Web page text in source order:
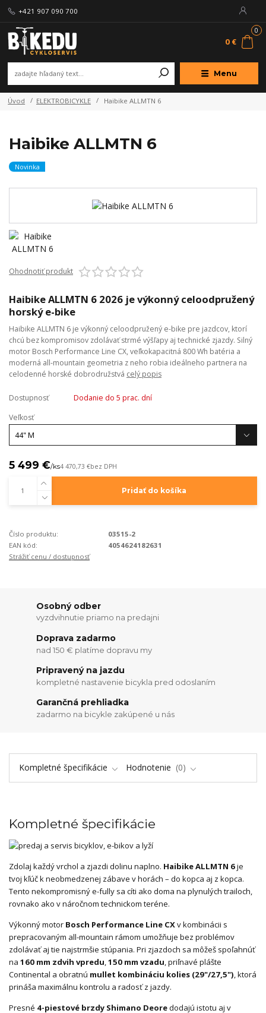
Menu
+421 907 090 700
0
0 €
Úvod ELEKTROBICYKLE Haibike ALLMTN 6
Haibike ALLMTN 6
Novinka
Ohodnotiť produkt
Haibike ALLMTN 6 2026 je výkonný celoodpružený
horský e-bike
Haibike ALLMTN 6 je výkonný celoodpružený e-bike pre jazdcov, ktorí
chcú bez kompromisov zdolávať strmé výšľapy aj technické zjazdy. Silný
motor Bosch Performance Line CX, veľkokapacitná 800 Wh batéria a
moderná all-mountain geometria z neho robia ideálneho partnera na
celodenné horské dobrodružstvá celý popis
Dostupnosť
Dodanie do 5 prac. dní
Veľkosť
5 499 €/ks4 470,73 €bez DPH
Pridať do košíka
Číslo produktu:
03515-2
EAN kód:
4054624182631
Strážiť cenu / dostupnosť
Osobný odber
vyzdvihnutie priamo na predajni
Doprava zadarmo
nad 150 € platíme dopravu my
Pripravený na jazdu
kompletné nastavenie bicykla pred odoslaním
Garančná prehliadka
zadarmo na bicykle zakúpené u nás
Kompletné špecifikácie Hodnotenie 0
Kompletné špecifikácie
Zdolaj každý vrchol a zjazdi dolinu naplno. Haibike ALLMTN 6je
tvoj kľúč k neobmedzenej zábave v horách – do kopca aj z kopca.
Tento nekompromisný e-fully sa cíti ako doma na plynulých trailoch,
rovnako ako v náročnom technickom teréne.
Výkonný motor Bosch Performance Line CXv kombinácii s
prepracovaným all-mountain rámom umožňuje bez problémov
zdolávať aj tie najstrmšie stúpania. Pri zjazdoch sa môžeš spoľahnúť
na 160 mm zdvih vpredu,150 mm vzadu, priľnavé plášte
Continental a obratnú mullet kombináciu kolies (29"/27,5"), ktorá
prináša maximálnu kontrolu a radosť z jazdy.
Presné 4-piestové brzdy Shimano Deoredodajú istotu aj v